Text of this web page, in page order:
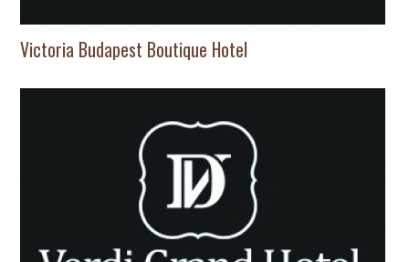
Victoria Budapest Boutique Hotel